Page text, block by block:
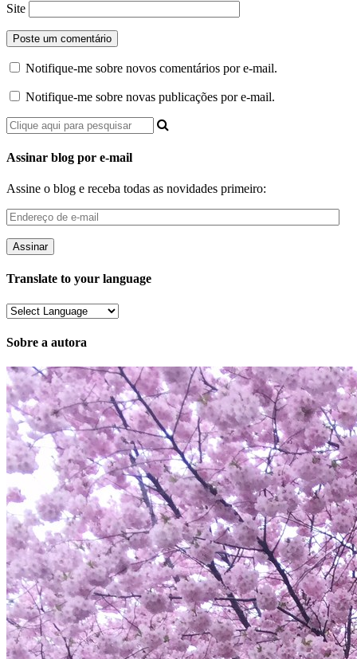
Site
Notifique-me sobre novos comentários por e-mail.
Notifique-me sobre novas publicações por e-mail.
Assinar blog por e-mail
Assine o blog e receba todas as novidades primeiro:
Endereço
de
e-
mail
Translate to your language
Sobre a autora